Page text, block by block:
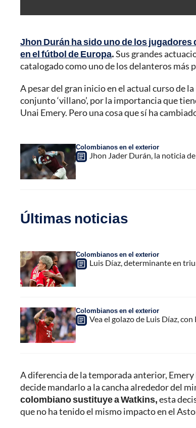
Jhon Durán ha sido uno de los
en el fútbol de Europa.Sus grandes
catalogado como uno de los delanteros más
A pesar del gran inicio en el actual curso de
conjunto ‘villano’, por la importancia que
Unai Emery. Pero una cosa que sí ha
Colombianos en el exterior
Jhon Jader Durán, la noticia
Últimas noticias
Colombianos en el exterior
Luis Díaz, determinante en
Colombianos en el exterior
Vea el golazo de Luis Díaz,
A diferencia de la temporada anterior,
decide mandarlo a la cancha alrededor del
colombiano sustituye a Watkins,esta
que no ha tenido el mismo impacto en el